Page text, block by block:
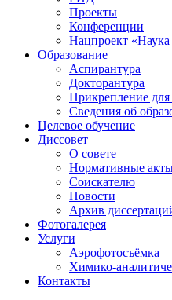
Проекты
Конференции
Нацпроект
Образование
Аспирантура
Докторантура
Прикрепление для
Сведения об
Целевое обучение
Диссовет
О совете
Нормативные
Соискателю
Новости
Архив
Фотогалерея
Услуги
Аэрофотосъёмка
Химико-
Контакты